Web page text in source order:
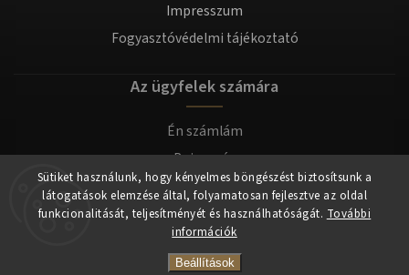
Sütiket használunk, hogy kényelmes böngészést biztosítsunk a
látogatások elemzése által, folyamatosan fejlesztve az oldal
funkcionalitását, teljesítményét és használhatóságát. További
információk
Beállítások
Impresszum
Fogyasztóvédelmi tájékoztató
Az ügyfelek számára
Én számlám
Bejegyzés
Bejelentkezés
Copyright 2026tomilla.hu. Minden jog fenntartva.